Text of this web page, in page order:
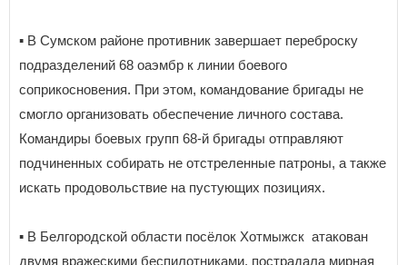
▪️ В Сумском районе противник завершает переброску
подразделений 68 оаэмбр к линии боевого
соприкосновения. При этом, командование бригады не
смогло организовать обеспечение личного состава.
Командиры боевых групп 68-й бригады отправляют
подчиненных собирать не отстреленные патроны, а также
искать продовольствие на пустующих позициях.
▪️ В Белгородской области посёлок Хотмыжск атакован
двумя вражескими беспилотниками, пострадала мирная